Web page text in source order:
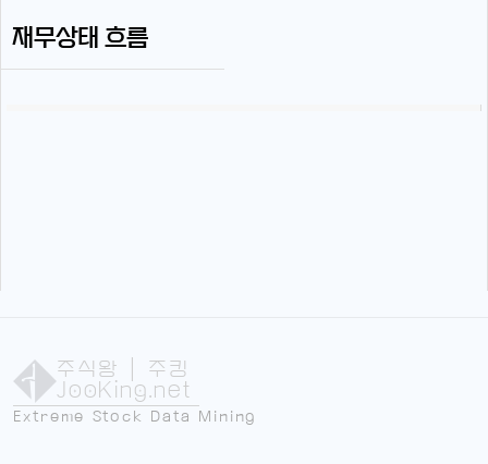
재무상태 흐름
주식왕 | 주킹
JooKing.net
Extreme Stock Data Mining